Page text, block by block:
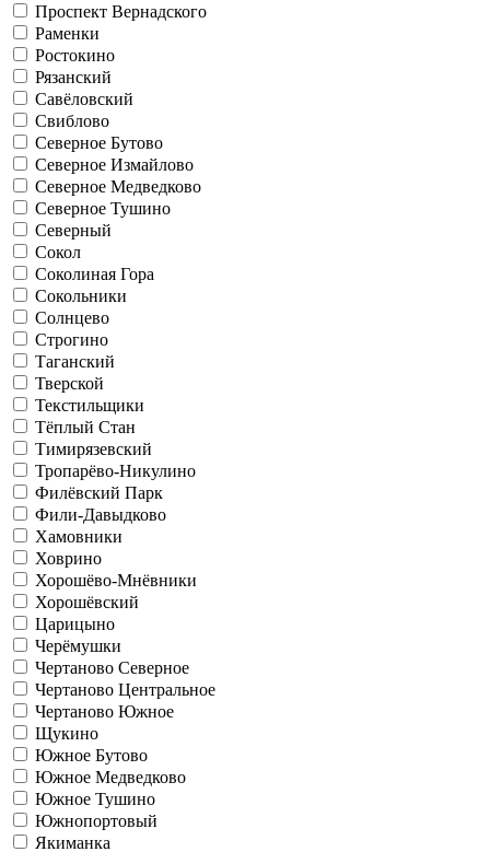
Проспект Вернадского
Раменки
Ростокино
Рязанский
Савёловский
Свиблово
Северное Бутово
Северное Измайлово
Северное Медведково
Северное Тушино
Северный
Сокол
Соколиная Гора
Сокольники
Солнцево
Строгино
Таганский
Тверской
Текстильщики
Тёплый Стан
Тимирязевский
Тропарёво-Никулино
Филёвский Парк
Фили-Давыдково
Хамовники
Ховрино
Хорошёво-Мнёвники
Хорошёвский
Царицыно
Черёмушки
Чертаново Северное
Чертаново Центральное
Чертаново Южное
Щукино
Южное Бутово
Южное Медведково
Южное Тушино
Южнопортовый
Якиманка